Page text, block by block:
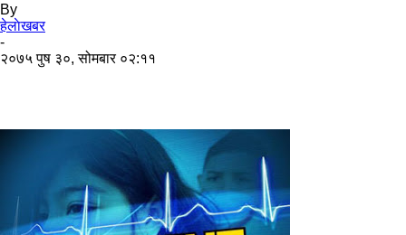
By
हेलाेखबर
-
२०७५ पुष ३०, सोमबार ०२:११